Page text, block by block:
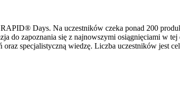
Days. Na uczestników czeka ponad 200
do zapoznania się z najnowszymi osiągnięciami w tej
specjalistyczną wiedzę. Liczba uczestników jest